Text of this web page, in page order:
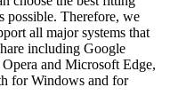
possible. Therefore, we
all major systems that
including Google
and Microsoft Edge,
for Windows and for